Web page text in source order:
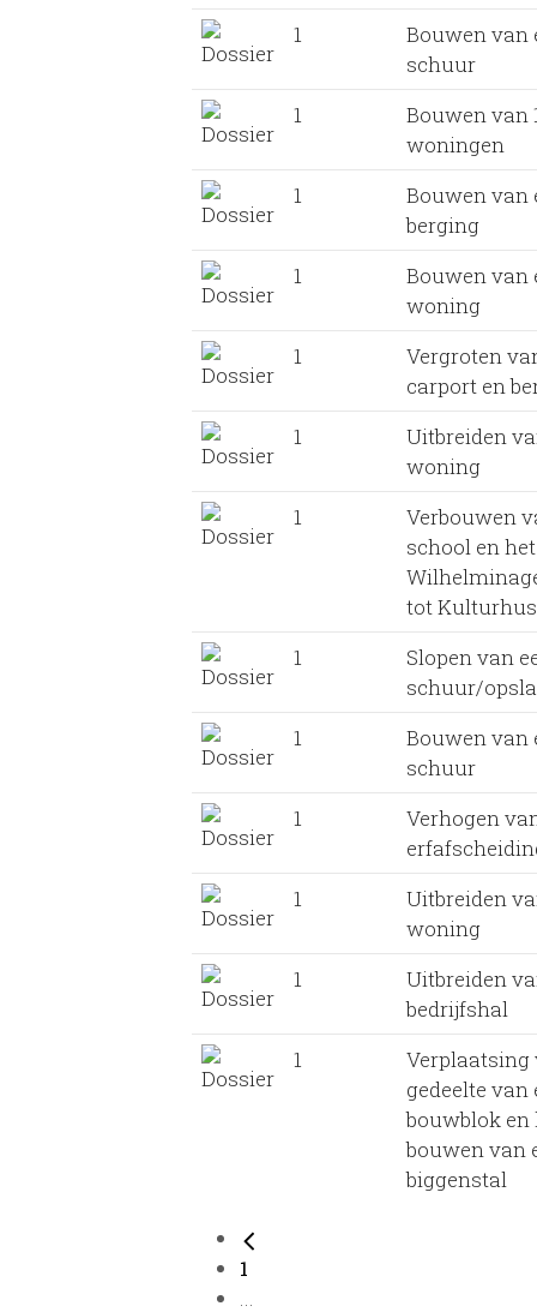
1
Bouwen van
schuur
1
Bouwen van
woningen
1
Bouwen van
berging
1
Bouwen van
woning
1
Vergroten
carport en
1
Uitbreiden
woning
1
Verbouwen
school en het
tot Kulturhus
1
Slopen van
schuur/
1
Bouwen van
schuur
1
Verhogen
1
Uitbreiden
woning
1
Uitbreiden
bedrijfshal
1
Verplaatsing
gedeelte van
bouwblok en
bouwen van
biggenstal
1
...